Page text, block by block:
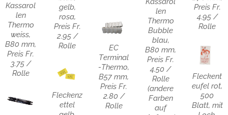
gelb,
rosa,
Preis Fr.
2.95 /
Rolle
Preis Fr.
4.95 /
Rolle
len
Thermo
Bubble
blau,
B80 mm,
Preis Fr.
4.50 /
Rolle
(andere
Farben
auf
Kassarol
len
Thermo
weiss,
B80 mm,
Preis Fr.
3.75 /
Rolle
EC
Terminal
-Thermo,
B57 mm,
Preis Fr.
2.80 /
Rolle
Fleckent
eufel rot,
500
Blatt, mit
Fleckenz
ettel